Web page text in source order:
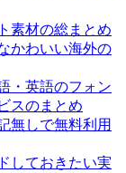
素材の総まとめ
かわいい海外の
・英語のフォン
スのまとめ
無しで無料利用
しておきたい実